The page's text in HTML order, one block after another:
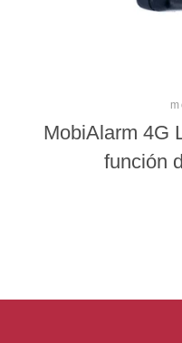
MobiAlarm 4G
función